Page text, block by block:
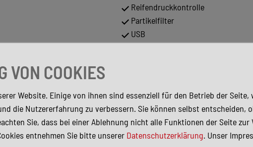
Systeme, 360°-Kamera
Reifendruckkontrolle
Partikelfilter
USB
Sportsitze
Fernlichtassistent
Elektr. Seitenspiegel
Elektr. Seitenspiegel anklappbar
VON COOKIES
Website. Einige von ihnen sind essenziell für den Betrieb der Seite,
die Nutzererfahrung zu verbessern. Sie können selbst entscheiden,
Sie, dass bei einer Ablehnung nicht alle Funktionen der Seite zur
entnehmen Sie bitte unserer Datenschutzerklärung. Unser